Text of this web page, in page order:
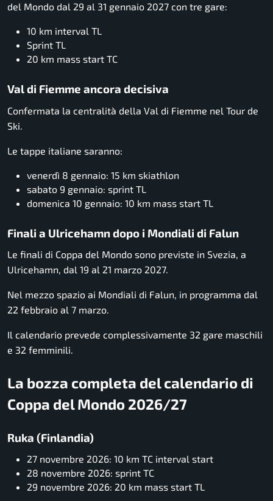
del Mondo dal 29 al 31 gennaio 2027 con tre gare:
10 km interval TL
Sprint TL
20 km mass start TC
Val di Fiemme ancora decisiva
Confermata la centralità della Val di Fiemme nel Tour de
Ski.
Le tappe italiane saranno:
venerdì 8 gennaio: 15 km skiathlon
sabato 9 gennaio: sprint TL
domenica 10 gennaio: 10 km mass start TL
Finali a Ulricehamn dopo i Mondiali di Falun
Le finali di Coppa del Mondo sono previste in Svezia, a
Ulricehamn, dal 19 al 21 marzo 2027.
Nel mezzo spazio ai Mondiali di Falun, in programma dal
22 febbraio al 7 marzo.
Il calendario prevede complessivamente 32 gare maschili
e 32 femminili.
La bozza completa del calendario di
Coppa del Mondo 2026/27
Ruka (Finlandia)
27 novembre 2026: 10 km TC interval start
28 novembre 2026: sprint TC
29 novembre 2026: 20 km mass start TL